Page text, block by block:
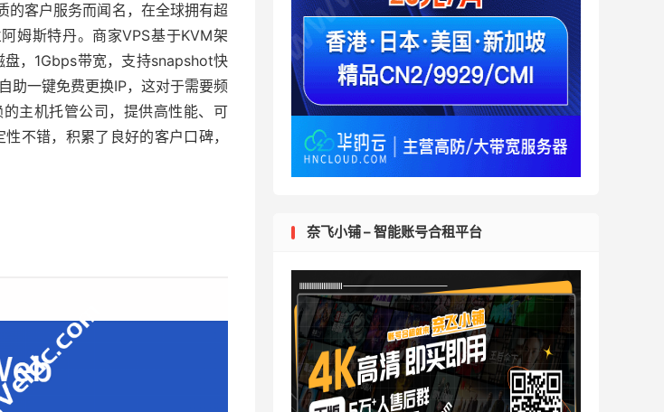
客户服务而闻名，在全球拥有超
姆斯特丹。商家VPS基于KVM架
，1Gbps带宽，支持snapshot快
助一键免费更换IP，这对于需要频
主机托管公司，提供高性能、可
不错，积累了良好的客户口碑，
奈飞小铺 – 智能账号合租平台